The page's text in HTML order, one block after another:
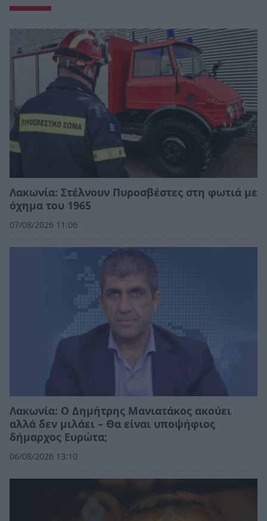
Λακωνία: Στέλνουν Πυροσβέστες στη φωτιά με
όχημα του 1965
07/08/2026 11:06
Λακωνία: Ο Δημήτρης Μανιατάκος ακούει
αλλά δεν μιλάει – Θα είναι υποψήφιος
δήμαρχος Ευρώτα;
06/08/2026 13:10